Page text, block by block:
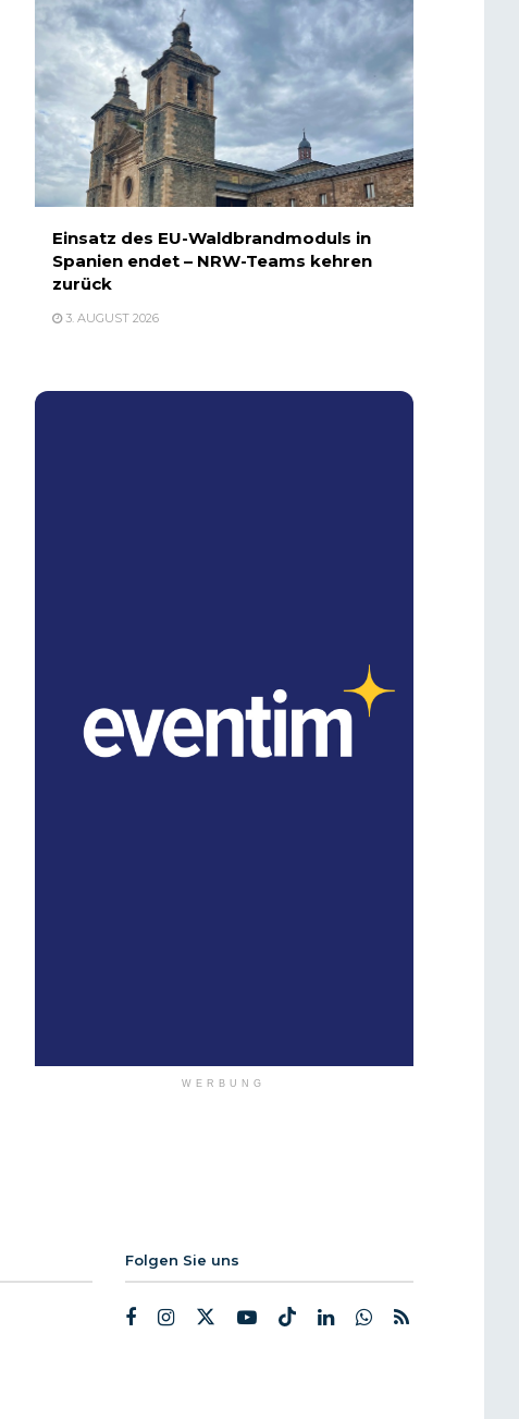
Einsatz des EU-Waldbrandmoduls in
Spanien endet – NRW-Teams kehren
zurück
3. AUGUST 2026
WERBUNG
Folgen Sie uns